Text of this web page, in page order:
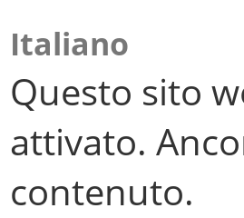
Italiano
Questo sito
attivato.
contenuto.